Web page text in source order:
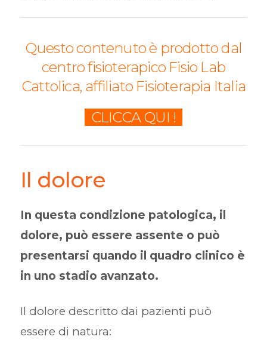
Questo contenuto è prodotto dal
centro fisioterapico Fisio Lab
Cattolica, affiliato Fisioterapia Italia
CLICCA QUI !
Il dolore
In questa condizione patologica, il
dolore, può essere assente o può
presentarsi quando il quadro clinico è
in uno stadio avanzato.
Il dolore descritto dai pazienti può
essere di natura: